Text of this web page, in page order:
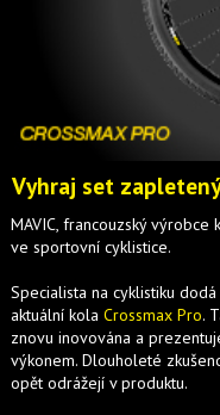
Vyhraj set
MAVIC, francouzský
ve sportovní cyklistice.
Specialista na cyklistiku
aktuální kola Crossmax Pro.
znovu inovována a
výkonem. Dlouholeté
opět odrážejí v produktu.